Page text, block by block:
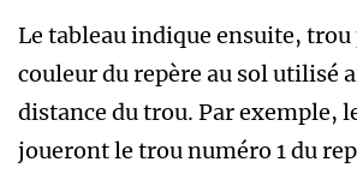
Le tableau indique ensuite,
couleur du repère au sol utilisé
distance du trou. Par exemple,
joueront le trou numéro 1 du